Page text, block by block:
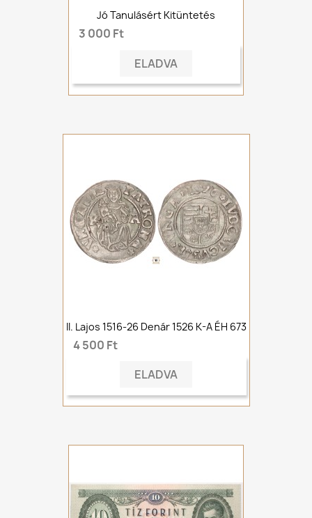
Jó Tanulásért Kitüntetés
3 000 Ft
ELADVA
II. Lajos 1516-26 Denár 1526 K-A ÉH 673
4 500 Ft
ELADVA